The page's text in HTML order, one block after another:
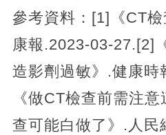
參考資料：[1]《CT
康報.2023-03-27.[2]
造影劑過敏》.健康時
《做CT檢查前需注
查可能白做了》.人民